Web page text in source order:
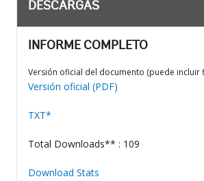
DESCARGAS
INFORME COMPLETO
Versión oficial del documento (puede incluir
Versión oficial (PDF)
TXT*
Total Downloads** : 109
Download Stats